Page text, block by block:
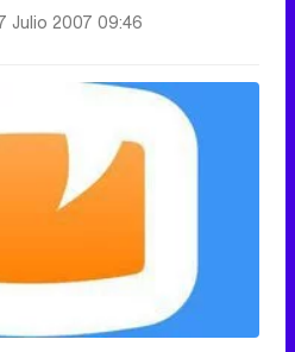
Julio 2007 09:46